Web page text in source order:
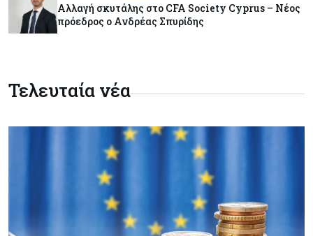
Κόσμος
Τσολάκη: Προτεραιότητα η βελτίωση της
καθημερινότητας μέσω οδικών έργων και
συγκοινωνιών
Ενέργεια
Δαμιανός για GSI: Θετική εξέλιξη η είσοδος της
Meridiam - Σειρά έχει η μελέτη της ΕΤΕπ
Αλλαγή σκυτάλης στο CFA Society Cyprus – Νέος
πρόεδρος ο Ανδρέας Σπυρίδης
Τελευταία νέα